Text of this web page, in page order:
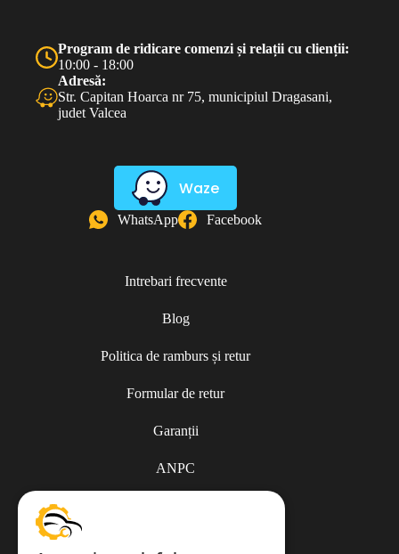
Program de ridicare comenzi și relații cu clienții:
10:00 - 18:00
Adresă:
Str. Capitan Hoarca nr 75, municipiul Dragasani,
judet Valcea
Waze
WhatsApp Facebook
Intrebari frecvente
Blog
Politica de ramburs și retur
Formular de retur
Garanții
ANPC
Termeni și condiții